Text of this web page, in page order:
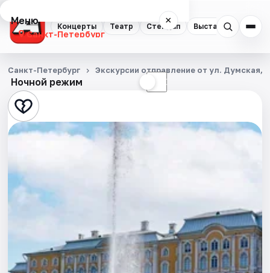
Концерты Театр Стендап Выставки
Меню ×
Санкт-Петербург
Концерты
Театр
Стендап
Квесты
Экскурсии
События
Ночной режим ☾
Санкт-Петербург Экскурсии отправление от ул. Думская,